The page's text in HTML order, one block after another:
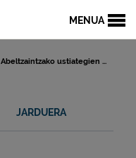
MENUA
Abeltzaintzako ustiategien ...
JARDUERA